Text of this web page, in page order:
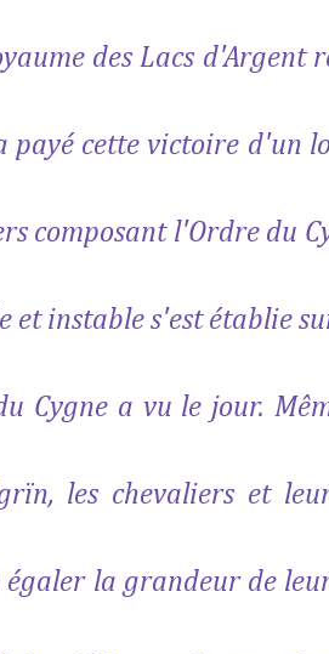
des Lacs
payé cette victoire d'un
composant l'Ordre du
et instable s'est établie
Cygne a vu le jour.
les chevaliers et
la grandeur de